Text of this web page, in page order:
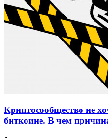
Криптосообщество не
биткоине. В чем